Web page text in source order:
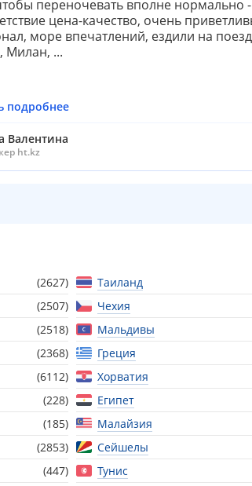
переночевать вполне нормально -
цена-качество, очень
море впечатлений, ездили на
Милан, ...
подробнее
Валентина
ht.kz
(2627) Таиланд
(2507) Чехия
(2518) Мальдивы
(2368) Греция
(6112) Хорватия
(228) Египет
(185) Малайзия
(2853) Сейшелы
(447) Тунис